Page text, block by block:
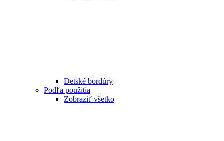
Detské bordúry
Podľa použitia
Zobraziť všetko